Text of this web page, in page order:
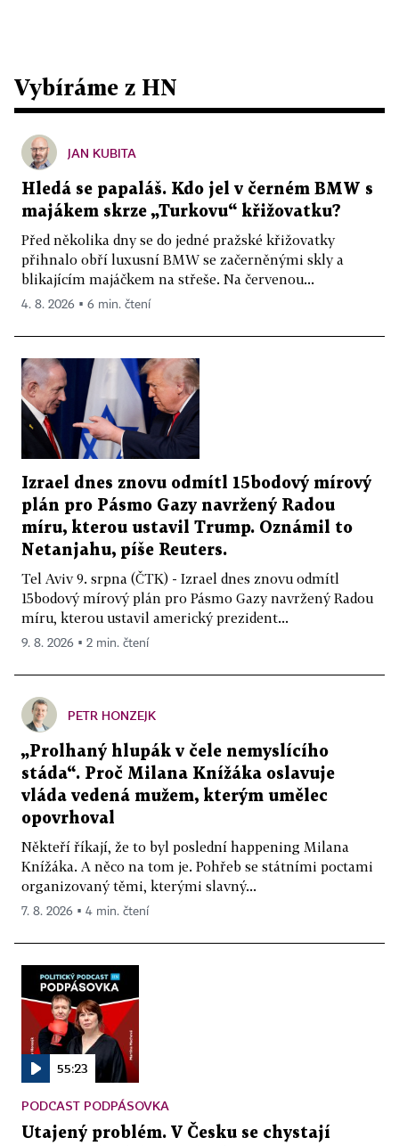
Vybíráme z HN
JAN KUBITA
Hledá se papaláš. Kdo jel v černém BMW s
majákem skrze „Turkovu“ křižovatku?
Před několika dny se do jedné pražské křižovatky
přihnalo obří luxusní BMW se začerněnými skly a
blikajícím majáčkem na střeše. Na červenou...
4. 8. 2026 ▪ 6 min. čtení
Izrael dnes znovu odmítl 15bodový mírový
plán pro Pásmo Gazy navržený Radou
míru, kterou ustavil Trump. Oznámil to
Netanjahu, píše Reuters.
Tel Aviv 9. srpna (ČTK) - Izrael dnes znovu odmítl
15bodový mírový plán pro Pásmo Gazy navržený Radou
míru, kterou ustavil americký prezident...
9. 8. 2026 ▪ 2 min. čtení
PETR HONZEJK
„Prolhaný hlupák v čele nemyslícího
stáda“. Proč Milana Knížáka oslavuje
vláda vedená mužem, kterým umělec
opovrhoval
Někteří říkají, že to byl poslední happening Milana
Knížáka. A něco na tom je. Pohřeb se státními poctami
organizovaný těmi, kterými slavný...
7. 8. 2026 ▪ 4 min. čtení
55:23
PODCAST PODPÁSOVKA
Utajený problém. V Česku se chystají